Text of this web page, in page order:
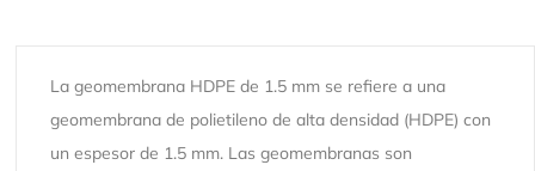
La geomembrana HDPE de 1.5 mm se refiere a una
geomembrana de polietileno de alta densidad (HDPE) con
un espesor de 1.5 mm. Las geomembranas son